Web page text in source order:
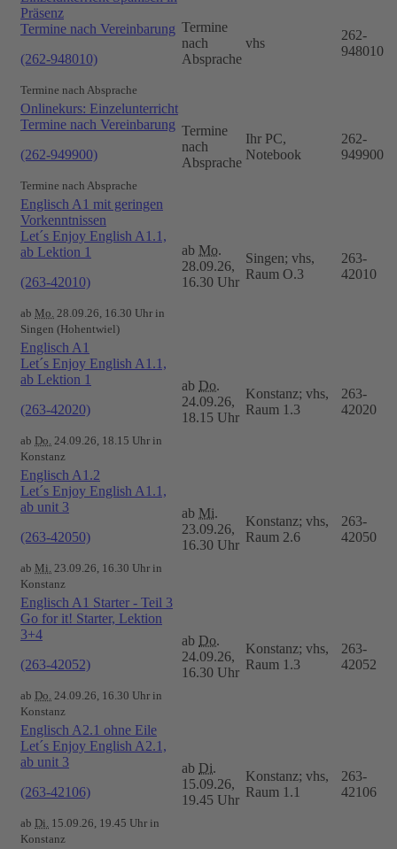
Präsenz
Termine nach Vereinbarung
(262-948010)
Termine nach Absprache
Termine
nach
Absprache
vhs
262-
948010
Onlinekurs: Einzelunterricht
Termine nach Vereinbarung
(262-949900)
Termine nach Absprache
Termine
nach
Absprache
Ihr PC,
Notebook
262-
949900
Englisch A1 mit geringen
Vorkenntnissen
Let´s Enjoy English A1.1,
ab Lektion 1
(263-42010)
ab Mo. 28.09.26, 16.30 Uhr in
Singen (Hohentwiel)
ab Mo.
28.09.26,
16.30 Uhr
Singen; vhs,
Raum O.3
263-
42010
Englisch A1
Let´s Enjoy English A1.1,
ab Lektion 1
(263-42020)
ab Do. 24.09.26, 18.15 Uhr in
Konstanz
ab Do.
24.09.26,
18.15 Uhr
Konstanz; vhs,
Raum 1.3
263-
42020
Englisch A1.2
Let´s Enjoy English A1.1,
ab unit 3
(263-42050)
ab Mi. 23.09.26, 16.30 Uhr in
Konstanz
ab Mi.
23.09.26,
16.30 Uhr
Konstanz; vhs,
Raum 2.6
263-
42050
Englisch A1 Starter - Teil 3
Go for it! Starter, Lektion
3+4
(263-42052)
ab Do. 24.09.26, 16.30 Uhr in
Konstanz
ab Do.
24.09.26,
16.30 Uhr
Konstanz; vhs,
Raum 1.3
263-
42052
Englisch A2.1 ohne Eile
Let´s Enjoy English A2.1,
ab unit 3
(263-42106)
ab Di. 15.09.26, 19.45 Uhr in
Konstanz
ab Di.
15.09.26,
19.45 Uhr
Konstanz; vhs,
Raum 1.1
263-
42106